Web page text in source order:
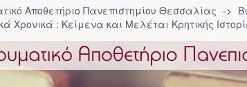
Αποθετήριο Πανεπιστημίου Θεσσαλίας
Χρονικά : Κείμενα και Μελέται Κρητικής